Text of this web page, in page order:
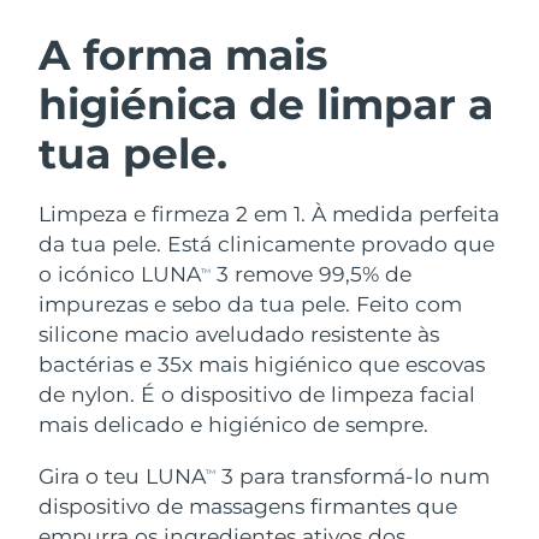
A forma mais
higiénica de limpar a
tua pele.
Limpeza e firmeza 2 em 1. À medida perfeita
da tua pele. Está clinicamente provado que
o icónico LUNATM
3 remove 99,5% de
impurezas e sebo da tua pele. Feito com
silicone macio aveludado resistente às
bactérias e 35x mais higiénico que escovas
de nylon. É o dispositivo de limpeza facial
mais delicado e higiénico de sempre.
Gira o teu LUNATM
3 para transformá-lo num
dispositivo de massagens firmantes que
Limpeza facial
Anti-aging massage
LUNA™ 4 Plus
Massage, LED heating
LUNA™ 4 Men
Microcurrent toning
BEAR™ 2 go
Microcurrent toning on-the-go
BEAR™ 2 eyes & lips
Hidratação
UFO™ 3 kit
Deep facial hydration
UFO™ 3 LED
Near-infrared and red light therapy
device
Cuidado oral
issa™ 4
Hybrid silicone sonic toothbrush
Smart hybrid silicone sonic toothbrush
TRATAMENTO ANTIENVELHECIMENTO
FAQ™
Antienvelhecimento Tratamentos LED
Áustria
Barein Entrega prevista8/12/26
Bélgica
Bermudas Entrega prevista8/17/26
Bósnia e
Herzegovina
Entrega prevista
Brunei Entrega prevista
Bulgária Entrega prevista8/11/26
Chile Entrega prevista8/15/26